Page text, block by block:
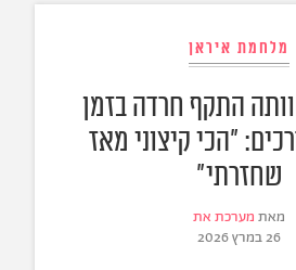
מלחמת איראן
התקף חרדה בזמן
"הכי קיצוני מאז
שחזרתי"
מאת מערכת את
26 במרץ 2026